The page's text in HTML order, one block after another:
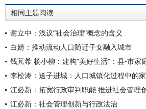
相同主题阅读
谢立中：浅议“社会治理”概念的含义
白婧：推动流动人口随迁子女融入城市
李松涛：送子进城：人口城镇化过程中的
江必新：社会管理创新与行政法治